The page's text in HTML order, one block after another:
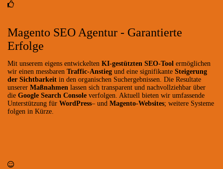
Magento SEO Agentur - Garantierte
Erfolge
Mit unserem eigens entwickelten KI-gestützten SEO-Tool ermöglichen
wir einen messbaren Traffic-Anstieg und eine signifikante Steigerung
der Sichtbarkeit in den organischen Suchergebnissen. Die Resultate
unserer Maßnahmen lassen sich transparent und nachvollziehbar über
die Google Search Console verfolgen. Aktuell bieten wir umfassende
Unterstützung für WordPress– und Magento-Websites; weitere Systeme
folgen in Kürze.